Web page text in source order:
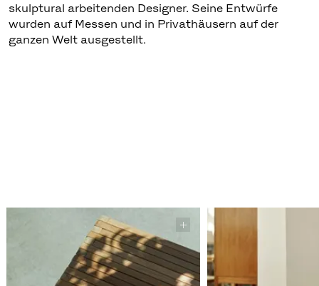
skulptural arbeitenden Designer. Seine Entwürfe
wurden auf Messen und in Privathäusern auf der
ganzen Welt ausgestellt.